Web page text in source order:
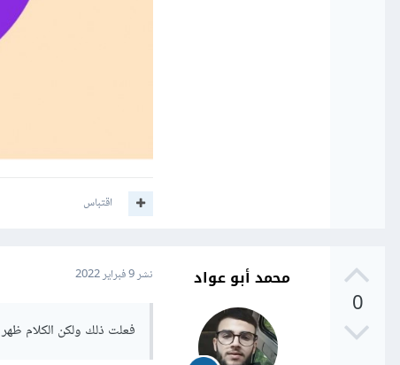
اقتباس
0
محمد أبو عواد نشر9 فبراير 2022
فعلت ذلك ولكن الكلام